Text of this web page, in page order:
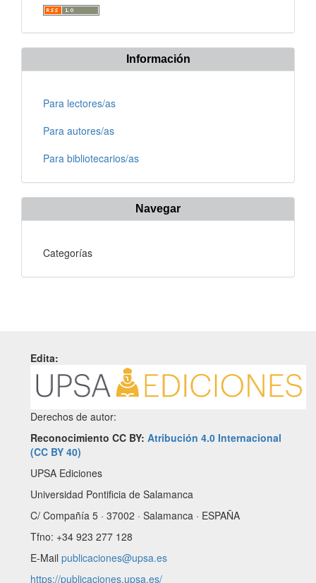
Información
Para lectores/as
Para autores/as
Para bibliotecarios/as
Navegar
Categorías
Edita:
Derechos de autor:
Reconocimiento CC BY: Atribución 4.0 Internacional
(CC BY 40)
UPSA Ediciones
Universidad Pontificia de Salamanca
C/ Compañía 5 · 37002 · Salamanca · ESPAÑA
Tfno: +34 923 277 128
E-Mail publicaciones@upsa.es
https://publicaciones.upsa.es/